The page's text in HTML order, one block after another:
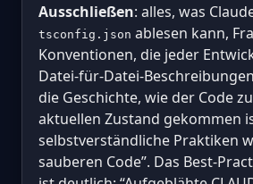
Ausschließen: alles, was
tsconfig.json ablesen kann,
Konventionen, die jeder
Datei-für-Datei-
die Geschichte, wie der Code
aktuellen Zustand gekommen
selbstverständliche Praktiken
sauberen Code”. Das Best-